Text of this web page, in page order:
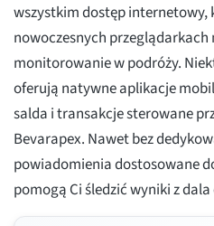
wszystkim dostęp internetowy,
nowoczesnych
monitorowanie w podróży.
oferują natywne aplikacje
salda i transakcje sterowane
Bevarapex. Nawet bez
powiadomienia dostosowane
pomogą Ci śledzić wyniki z